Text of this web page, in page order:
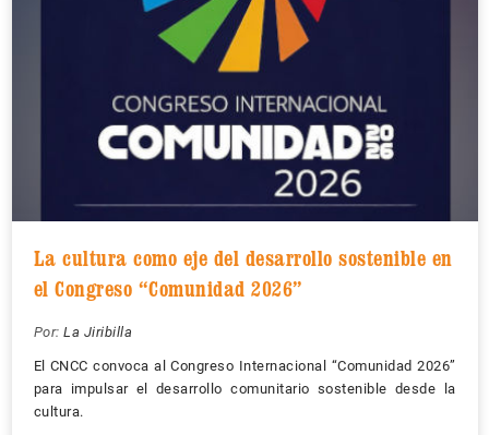
La cultura como eje del desarrollo sostenible en
el Congreso “Comunidad 2026”
Por: La Jiribilla
El CNCC convoca al Congreso Internacional “Comunidad 2026”
para impulsar el desarrollo comunitario sostenible desde la
cultura.